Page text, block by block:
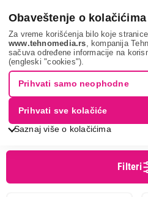
Obaveštenje o kolačićima
Za vreme korišćenja bilo koje
www.tehnomedia.rs , kompanija
sačuva određene informacije na
(engleski "cookies").
Saznaj više o kolačićima
Prihvati samo neophodne
Prihvati sve kolačiće
Pretraga cecotec
PRETRAGA: CECOTEC
Sortiranje
Filteri